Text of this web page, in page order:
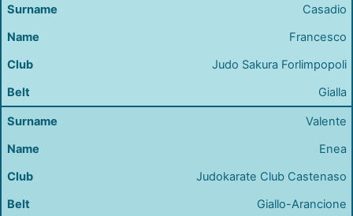
Casadio
Francesco
Judo Sakura Forlimpopoli
Gialla
Valente
Enea
Judokarate Club Castenaso
Giallo-Arancione